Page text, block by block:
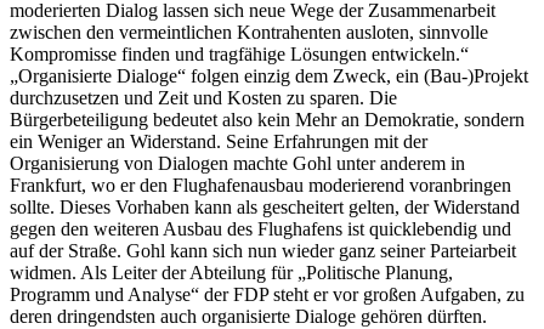
moderierten Dialog lassen sich neue Wege der Zusammenarbeit
zwischen den vermeintlichen Kontrahenten ausloten, sinnvolle
Kompromisse finden und tragfähige Lösungen entwickeln.“
„Organisierte Dialoge“ folgen einzig dem Zweck, ein (Bau-)Projekt
durchzusetzen und Zeit und Kosten zu sparen. Die
Bürgerbeteiligung bedeutet also kein Mehr an Demokratie, sondern
ein Weniger an Widerstand. Seine Erfahrungen mit der
Organisierung von Dialogen machte Gohl unter anderem in
Frankfurt, wo er den Flughafenausbau moderierend voranbringen
sollte. Dieses Vorhaben kann als gescheitert gelten, der Widerstand
gegen den weiteren Ausbau des Flughafens ist quicklebendig und
auf der Straße. Gohl kann sich nun wieder ganz seiner Parteiarbeit
widmen. Als Leiter der Abteilung für „Politische Planung,
Programm und Analyse“ der FDP steht er vor großen Aufgaben, zu
deren dringendsten auch organisierte Dialoge gehören dürften.